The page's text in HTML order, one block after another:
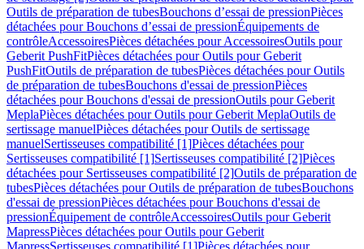
Outils de préparation de tubesBouchons d’essai de pressionPièces
détachées pour Bouchons d’essai de pressionÉquipements de
contrôleAccessoiresPièces détachées pour AccessoiresOutils pour
Geberit PushFitPièces détachées pour Outils pour Geberit
PushFitOutils de préparation de tubesPièces détachées pour Outils
de préparation de tubesBouchons d'essai de pressionPièces
détachées pour Bouchons d'essai de pressionOutils pour Geberit
MeplaPièces détachées pour Outils pour Geberit MeplaOutils de
sertissage manuelPièces détachées pour Outils de sertissage
manuelSertisseuses compatibilité [1]Pièces détachées pour
Sertisseuses compatibilité [1]Sertisseuses compatibilité [2]Pièces
détachées pour Sertisseuses compatibilité [2]Outils de préparation de
tubesPièces détachées pour Outils de préparation de tubesBouchons
d'essai de pressionPièces détachées pour Bouchons d'essai de
pressionÉquipement de contrôleAccessoiresOutils pour Geberit
MapressPièces détachées pour Outils pour Geberit
MapressSertisseuses compatibilité [1]Pièces détachées pour